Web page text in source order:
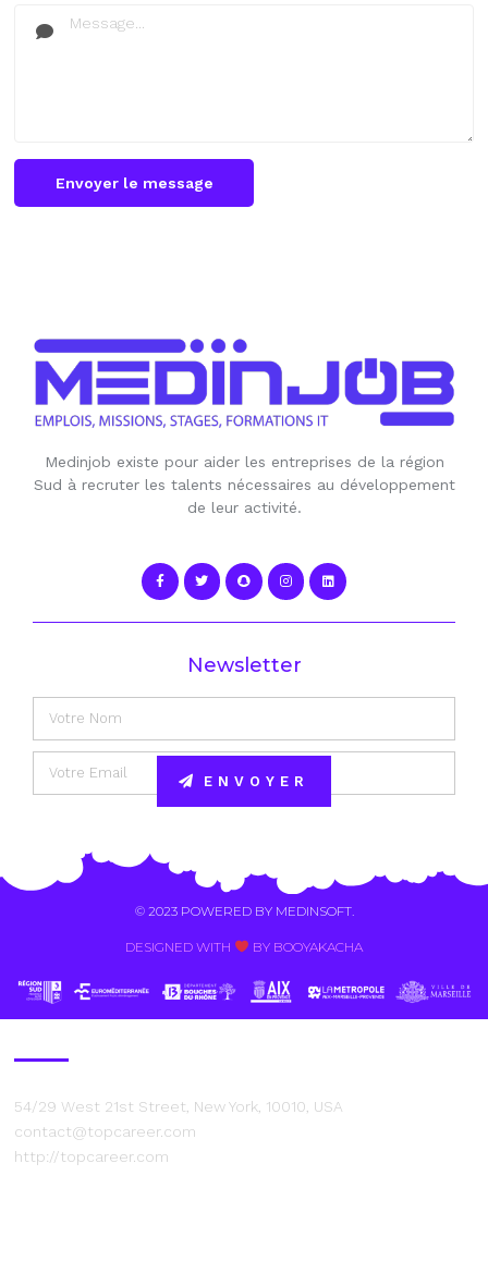
Envoyer le message
Medinjob existe pour aider les entreprises de la région
Sud à recruter les talents nécessaires au développement
de leur activité.
Newsletter
ENVOYER
© 2023 POWERED BY MEDINSOFT.
DESIGNED WITH BY BOOYAKACHA​
54/29 West 21st Street, New York, 10010, USA
contact@topcareer.com
http://topcareer.com